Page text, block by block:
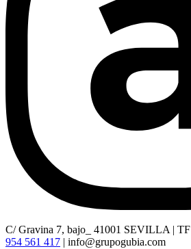
C/ Gravina 7, bajo_ 41001 SEVILLA | TF
954 561 417 | info@grupogubia.com